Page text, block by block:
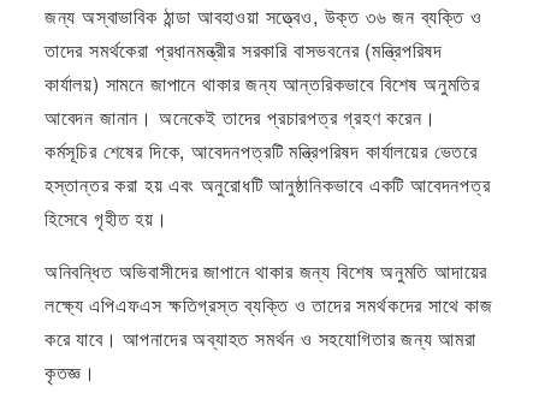
জন্য অস্বাভাবিক ঠান্ডা আবহাওয়া সত্ত্বেও, উক্ত ৩৬ জন ব্যক্তি ও
তাদের সমর্থকেরা প্রধানমন্ত্রীর সরকারি বাসভবনের (মন্ত্রিপরিষদ
কার্যালয়) সামনে জাপানে থাকার জন্য আন্তরিকভাবে বিশেষ অনুমতির
আবেদন জানান। অনেকেই তাদের প্রচারপত্র গ্রহণ করেন।
কর্মসূচির শেষের দিকে, আবেদনপত্রটি মন্ত্রিপরিষদ কার্যালয়ের ভেতরে
হস্তান্তর করা হয় এবং অনুরোধটি আনুষ্ঠানিকভাবে একটি আবেদনপত্র
হিসেবে গৃহীত হয়।
অনিবন্ধিত অভিবাসীদের জাপানে থাকার জন্য বিশেষ অনুমতি আদায়ের
লক্ষ্যে এপিএফএস ক্ষতিগ্রস্ত ব্যক্তি ও তাদের সমর্থকদের সাথে কাজ
করে যাবে। আপনাদের অব্যাহত সমর্থন ও সহযোগিতার জন্য আমরা
কৃতজ্ঞ।